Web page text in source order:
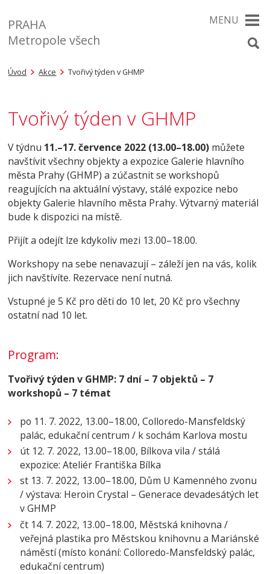
PRAHA
Metropole všech
MENU
Úvod Akce Tvořivý týden v GHMP
Tvořivý týden v GHMP
V týdnu 11.–17. července 2022 (13.00–18.00) můžete
navštívit všechny objekty a expozice Galerie hlavního
města Prahy (GHMP) a zúčastnit se workshopů
reagujících na aktuální výstavy, stálé expozice nebo
objekty Galerie hlavního města Prahy. Výtvarný materiál
bude k dispozici na místě.
Přijít a odejít lze kdykoliv mezi 13.00–18.00.
Workshopy na sebe nenavazují – záleží jen na vás, kolik
jich navštívíte. Rezervace není nutná.
Vstupné je 5 Kč pro děti do 10 let, 20 Kč pro všechny
ostatní nad 10 let.
Program:
Tvořivý týden v GHMP: 7 dní – 7 objektů – 7
workshopů – 7 témat
po 11. 7. 2022, 13.00–18.00, Colloredo-Mansfeldský
palác, edukační centrum / k sochám Karlova mostu
út 12. 7. 2022, 13.00–18.00, Bílkova vila / stálá
expozice: Ateliér Františka Bílka
st 13. 7. 2022, 13.00–18.00, Dům U Kamenného zvonu
/ výstava: Heroin Crystal – Generace devadesátých let
v GHMP
čt 14. 7. 2022, 13.00–18.00, Městská knihovna /
veřejná plastika pro Městskou knihovnu a Mariánské
náměstí (místo konání: Colloredo-Mansfeldský palác,
edukační centrum)